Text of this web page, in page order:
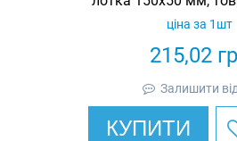
215,02
ціна за 1шт
Залишити
КУПИТИ